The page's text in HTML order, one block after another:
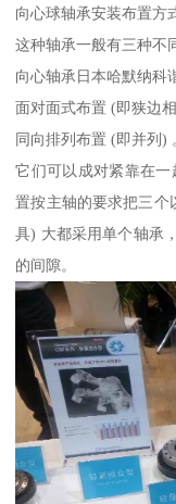
向心球轴承安装布置方
这种轴承一般有三种不
向心轴承日本哈默纳科
面对面式布置 (即狭边
同向排列布置 (即并列)
它们可以成对紧靠在
置按主轴的要求把三个
具) 大都采用单个轴承
的间隙。